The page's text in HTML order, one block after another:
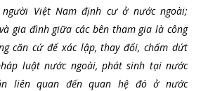
Việt Nam định cư ở nước ngoài;
gia đình giữa các bên tham gia là công
căn cứ để xác lập, thay đổi, chấm dứt
luật nước ngoài, phát sinh tại nước
liên quan đến quan hệ đó ở nước